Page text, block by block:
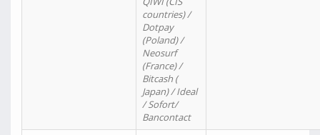
countries) /
Dotpay
(Poland) /
Neosurf
(France) /
Bitcash (
Japan) / Ideal
/ Sofort/
Bancontact